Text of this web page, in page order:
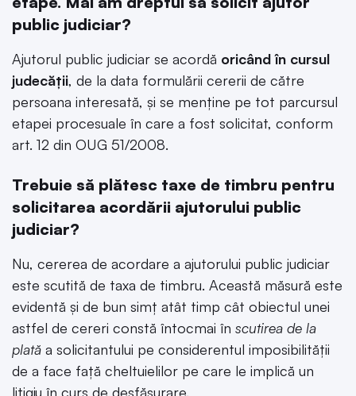
public judiciar?
Ajutorul public judiciar se acordă oricând în cursul
judecăţii, de la data formulării cererii de către
persoana interesată, şi se menţine pe tot parcursul
etapei procesuale în care a fost solicitat, conform
art. 12 din OUG 51/2008.
Trebuie să plătesc taxe de timbru pentru
solicitarea acordării ajutorului public
judiciar?
Nu, cererea de acordare a ajutorului public judiciar
este scutită de taxa de timbru. Această măsură este
evidentă și de bun simț atât timp cât obiectul unei
astfel de cereri constă întocmai în scutirea de la
plată a solicitantului pe considerentul imposibilității
de a face față cheltuielilor pe care le implică un
litigiu în curs de desfășurare.